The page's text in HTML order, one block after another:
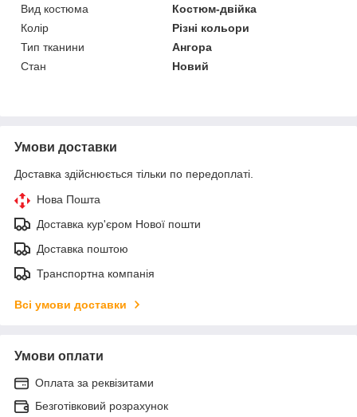
Вид костюма
Костюм-двійка
Колір
Різні кольори
Тип тканини
Ангора
Стан
Новий
Умови доставки
Доставка здійснюється тільки по передоплаті.
Нова Пошта
Доставка кур'єром Нової пошти
Доставка поштою
Транспортна компанія
Всі умови доставки
Умови оплати
Оплата за реквізитами
Безготівковий розрахунок